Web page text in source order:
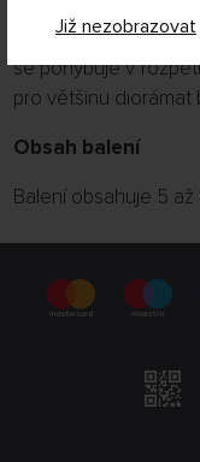
Již nezobrazovat
spreji můžete
se pohybuje v
pro většinu diorámat
Obsah balení
Balení obsahuje 5